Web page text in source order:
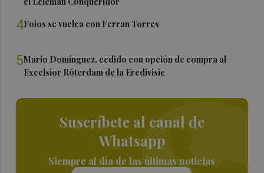
4Foios se vuelca con Ferran Torres
5Mario Domínguez, cedido con opción de compra al
Excelsior Róterdam de la Eredivisie
Suscríbete al canal de
Whatsapp
Siempre al día de las últimas noticias